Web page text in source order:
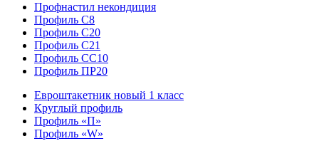
Профнастил некондиция
Профиль С8
Профиль С20
Профиль С21
Профиль СС10
Профиль ПР20
Евроштакетник новый 1 класс
Круглый профиль
Профиль «П»
Профиль «W»